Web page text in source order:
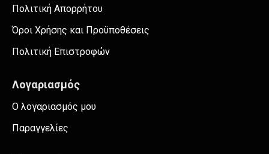
Πολιτική Απορρήτου
Όροι Χρήσης και Προϋποθέσεις
Πολιτική Επιστροφών
Λογαριασμός
Ο λογαριασμός μου
Παραγγελίες